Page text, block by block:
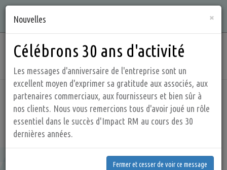
Aller
contenu
principal
Accueil Produits Régulateurs de débit élevé
HFR - Régulateurs de débit élevé
HFR - Régulateurs de débit élevé
×
Nouvelles
Célébrons 30 ans d'activité
Les messages d'anniversaire de l'entreprise sont un
excellent moyen d'exprimer sa gratitude aux associés, aux
partenaires commerciaux, aux fournisseurs et bien sûr à
nos clients. Nous vous remercions tous d'avoir joué un rôle
essentiel dans le succès d'Impact RM au cours des 30
dernières années.
Fermer et cesser de voir ce message